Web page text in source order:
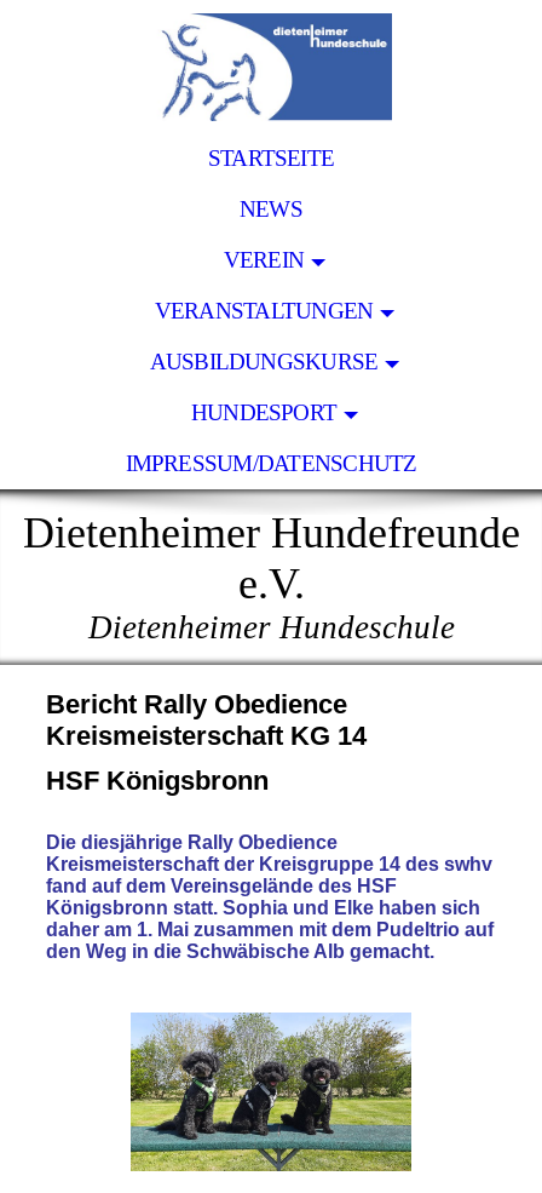
STARTSEITE
NEWS
VEREIN
VERANSTALTUNGEN
AUSBILDUNGSKURSE
HUNDESPORT
IMPRESSUM/DATENSCHUTZ
Dietenheimer Hundefreunde
e.V.
Dietenheimer Hundeschule
Bericht Rally Obedience
Kreismeisterschaft KG 14
HSF Königsbronn
Die diesjährige Rally Obedience
Kreismeisterschaft der Kreisgruppe 14 des swhv
fand auf dem Vereinsgelände des HSF
Königsbronn statt. Sophia und Elke haben sich
daher am 1. Mai zusammen mit dem Pudeltrio auf
den Weg in die Schwäbische Alb gemacht.